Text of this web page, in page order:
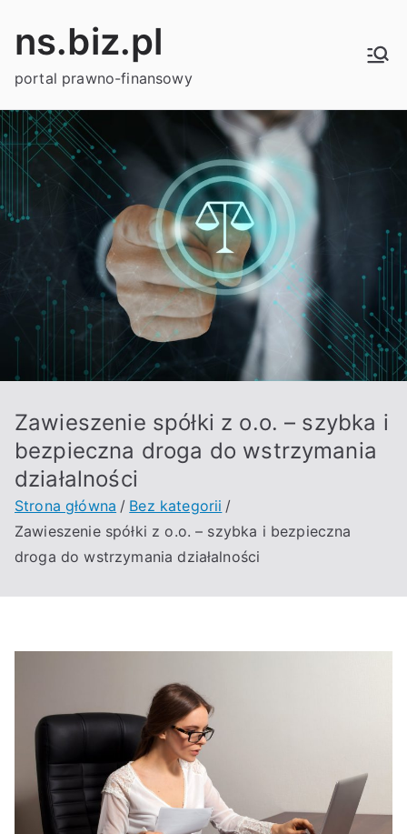
dons.biz.pl
portal prawno-finansowy
Zawieszenie spółki z o.o. – szybka i
bezpieczna droga do wstrzymania
działalności
Strona główna
Bez kategorii
Zawieszenie spółki z o.o. – szybka i bezpieczna
droga do wstrzymania działalności